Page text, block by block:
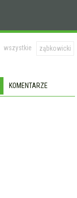
wszystkie ząbkowicki
KOMENTARZE